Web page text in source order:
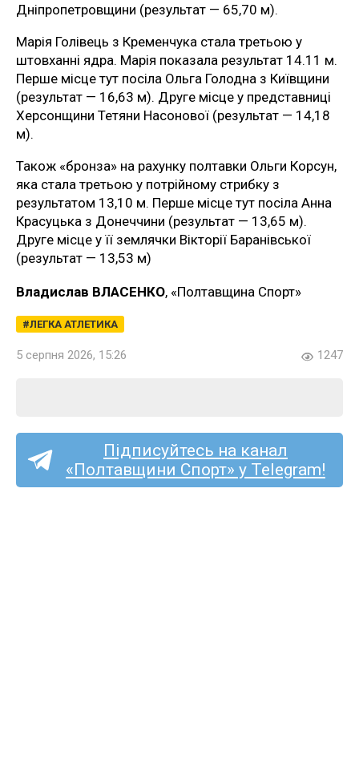
Дніпропетровщини (результат — 65,70 м).
Марія Голівець з Кременчука стала третьою у
штовханні ядра. Марія показала результат 14.11 м.
Перше місце тут посіла Ольга Голодна з Київщини
(результат — 16,63 м). Друге місце у представниці
Херсонщини Тетяни Насонової (результат — 14,18
м).
Також «бронза» на рахунку полтавки Ольги Корсун,
яка стала третьою у потрійному стрибку з
результатом 13,10 м. Перше місце тут посіла Анна
Красуцька з Донеччини (результат — 13,65 м).
Друге місце у її землячки Вікторії Баранівської
(результат — 13,53 м)
Владислав ВЛАСЕНКО, «Полтавщина Спорт»
ЛЕГКА АТЛЕТИКА
5 серпня 2026, 15:26 1247
Підписуйтесь на канал
«Полтавщини Спорт» у Telegram!